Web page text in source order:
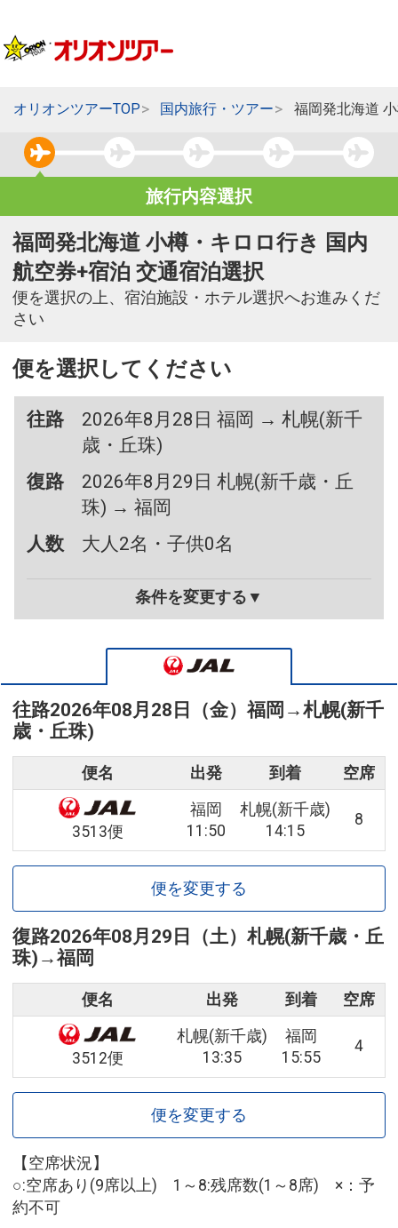
オリオンツアーTOP 国内旅行・ツアー 福岡発北海道
旅行内容選択
福岡発北海道 小樽・キロロ行き 国内
航空券+宿泊 交通宿泊選択
便を選択の上、宿泊施設・ホテル選択へお進みくだ
さい
便を選択してください
往路
2026年8月28日 福岡 → 札幌(新千
歳・丘珠)
復路
2026年8月29日 札幌(新千歳・丘
珠) → 福岡
人数
大人2名・子供0名
条件を変更する▼
往路2026年08月28日（金）福岡 →札幌(新千
歳・丘珠)
便名 出発 到着 空席
3513便
福岡
11:50
札幌(新千歳)
14:15
8
便を変更する
復路2026年08月29日（土） 札幌(新千歳・丘
珠) →福岡
便名 出発 到着 空席
3512便
札幌(新千歳)
13:35
福岡
15:55
4
便を変更する
【空席状況】
○:空席あり(9席以上) 1～8:残席数(1～8席) ×：予
約不可